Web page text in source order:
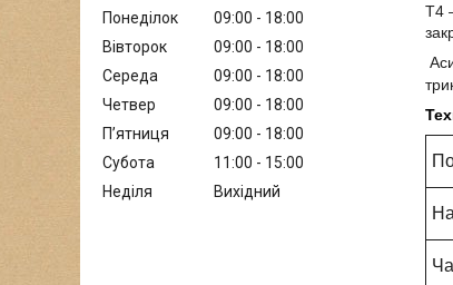
Т4
Понеділок 09:00
18:00
Вівторок
09:00
18:00
Середа
09:00
18:00
Четвер
09:00
18:00
Пʼятниця
09:00
18:00
Субота
11:00
15:00
Неділя
Вихідний